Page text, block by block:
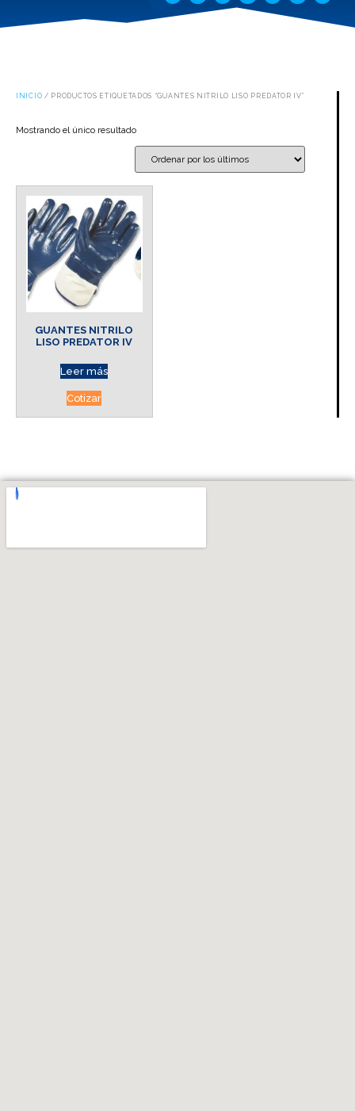
INICIO / PRODUCTOS ETIQUETADOS “GUANTES NITRILO LISO PREDATOR IV”
Mostrando el único resultado
GUANTES NITRILO
LISO PREDATOR IV
Leer más
Cotizar